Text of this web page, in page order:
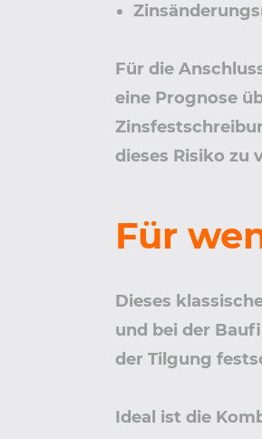
Für die
eine Prognose
dieses Risiko zu
Für
Dieses
und bei der
der Tilgung
Ideal ist die